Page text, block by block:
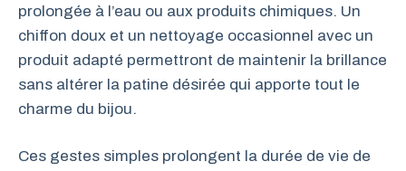
prolongée à l’eau ou aux produits chimiques. Un
chiffon doux et un nettoyage occasionnel avec un
produit adapté permettront de maintenir la brillance
sans altérer la patine désirée qui apporte tout le
charme du bijou.
Ces gestes simples prolongent la durée de vie de